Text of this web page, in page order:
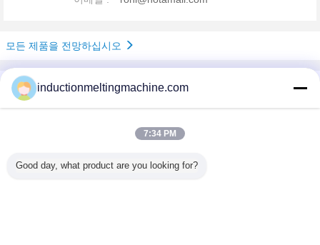
모든 제품을 전망하십시오
회사 프로필
China Industrial Furnace Online Market
inductionmeltingmachine.com
7:34 PM
Good day, what product are you looking for?